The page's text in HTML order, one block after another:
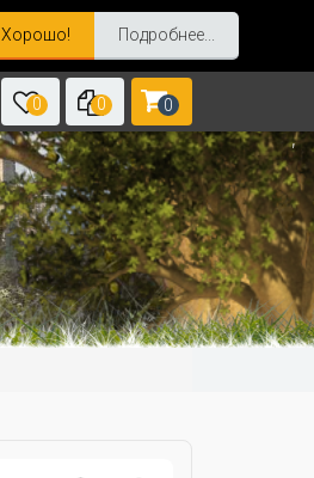
Хорошо! Подробнее...
0 0 0